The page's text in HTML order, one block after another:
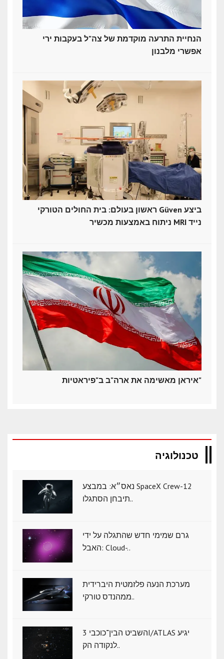
הנחיית התרעה מוקדמת של צה"ל בעקבות ירי
אפשרי מלבנון
ראשון בעולם: בית החולים הטורקי Güven ביצע
ניתוח באמצעות מכשיר MRI נייד
איראן מאשימה את ארה"ב ב"פיראטיות"
טכנולוגיה
נאס״א: במבצע SpaceX Crew-12
תיבחן הסתגלו..
גרם שמימי חדש שהתגלה על ידי
האבל: Cloud-..
מערכת הנעה פלזמטית היברידית
ממהנדס טורקי..
השביט הבין־כוכבי 3I/ATLAS יגיע
לנקודה הק..